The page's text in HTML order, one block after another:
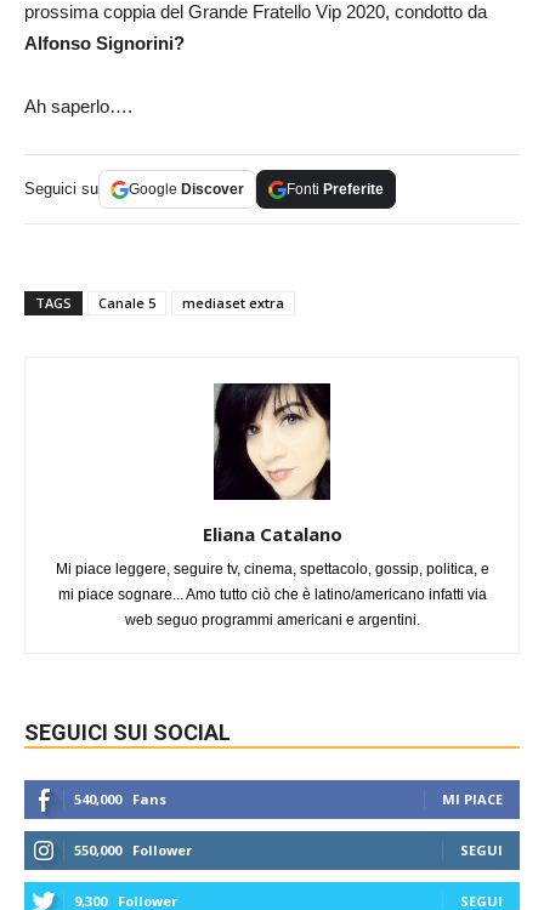
prossima coppia del Grande Fratello Vip 2020, condotto da
Alfonso Signorini?
Ah saperlo….
Seguici su Google Discover Fonti Preferite
TAGS Canale 5 mediaset extra
Eliana Catalano
Mi piace leggere, seguire tv, cinema, spettacolo, gossip, politica, e
mi piace sognare... Amo tutto ciò che è latino/americano infatti via
web seguo programmi americani e argentini.
SEGUICI SUI SOCIAL
540,000 Fans MI PIACE
550,000 Follower SEGUI
9,300 Follower SEGUI